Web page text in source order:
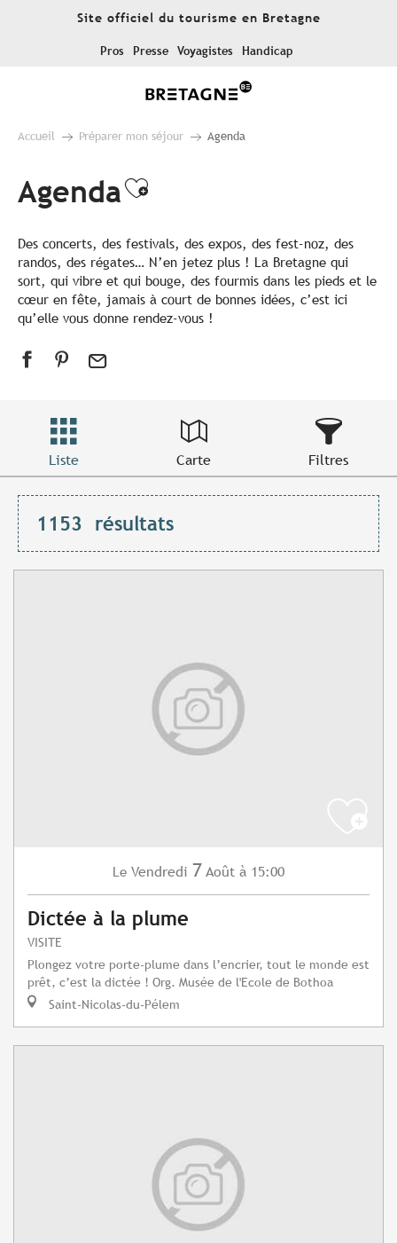
Site officiel du tourisme en Bretagne
Pros Presse Voyagistes Handicap
Accueil Préparer mon séjour Agenda
AgendaAjouter aux favoris
Des concerts, des festivals, des expos, des fest-noz, des
randos, des régates… N’en jetez plus ! La Bretagne qui
sort, qui vibre et qui bouge, des fourmis dans les pieds et le
cœur en fête, jamais à court de bonnes idées, c’est ici
qu’elle vous donne rendez-vous !
Liste Carte Filtres
1153 résultats
Le Vendredi 7 Août à 15:00
Dictée à la plume
VISITE
Plongez votre porte-plume dans l’encrier, tout le monde est
prêt, c’est la dictée ! Org. Musée de l'Ecole de Bothoa
Saint-Nicolas-du-Pélem